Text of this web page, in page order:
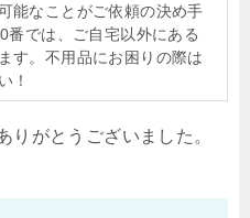
能なことがご依頼の決め手
番では、ご自宅以外にある
す。不用品にお困りの際は
！
りがとうございました。